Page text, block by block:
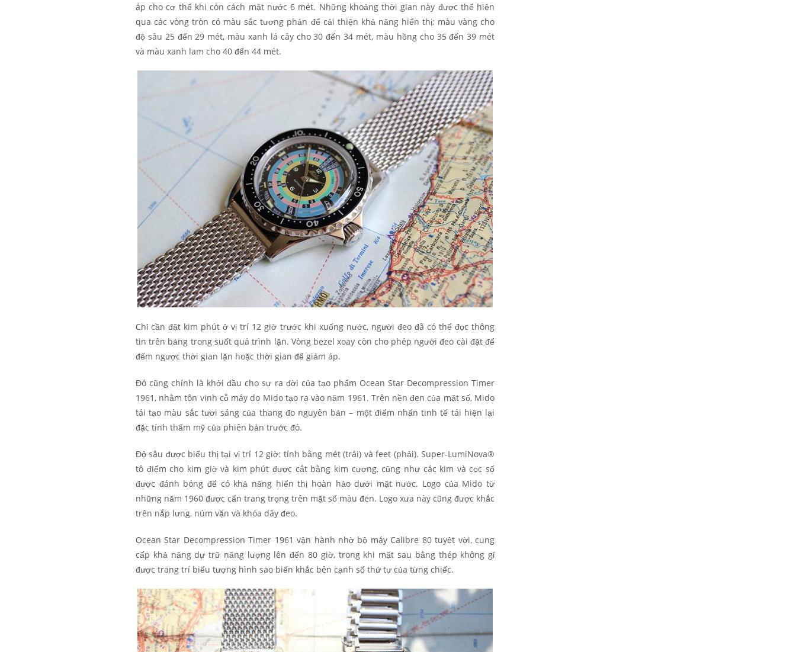
áp cho cơ thể khi còn cách mặt nước 6 mét. Những khoảng thời gian này được thể hiện
qua các vòng tròn có màu sắc tương phản để cải thiện khả năng hiển thị: màu vàng cho
độ sâu 25 đến 29 mét, màu xanh lá cây cho 30 đến 34 mét, màu hồng cho 35 đến 39 mét
và màu xanh lam cho 40 đến 44 mét.
Chỉ cần đặt kim phút ở vị trí 12 giờ trước khi xuống nước, người đeo đã có thể đọc thông
tin trên bảng trong suốt quá trình lặn. Vòng bezel xoay còn cho phép người đeo cài đặt để
đếm ngược thời gian lặn hoặc thời gian để giảm áp.
Đó cũng chính là khởi đầu cho sự ra đời của tạo phẩm Ocean Star Decompression Timer
1961, nhằm tôn vinh cỗ máy do Mido tạo ra vào năm 1961. Trên nền đen của mặt số, Mido
tái tạo màu sắc tươi sáng của thang đo nguyên bản – một điểm nhấn tinh tế tái hiện lại
đặc tính thẩm mỹ của phiên bản trước đó.
Độ sâu được biểu thị tại vị trí 12 giờ: tính bằng mét (trái) và feet (phải). Super-LumiNova®
tô điểm cho kim giờ và kim phút được cắt bằng kim cương, cũng như các kim và cọc số
được đánh bóng để có khả năng hiển thị hoàn hảo dưới mặt nước. Logo của Mido từ
những năm 1960 được cẩn trang trọng trên mặt số màu đen. Logo xưa này cũng được khắc
trên nắp lưng, núm vặn và khóa dây đeo.
Ocean Star Decompression Timer 1961 vận hành nhờ bộ máy Calibre 80 tuyệt vời, cung
cấp khả năng dự trữ năng lượng lên đến 80 giờ, trong khi mặt sau bằng thép không gỉ
được trang trí biểu tượng hình sao biển khắc bên cạnh số thứ tự của từng chiếc.